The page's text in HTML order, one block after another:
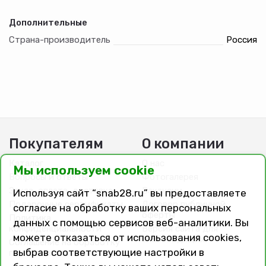
Дополнительные
Страна-производитель
Россия
Покупателям
Каталог
Вопросы и ответы
Заказ, оплата, доставка
Подарочные сертификаты
конфиденциальности
Соглашение на обработку
персональных данных
О компании
О нас
Фотогалерея
Вакансии
Договор публичной
оферты
Версия сайта для
слабовидящих
Мы используем cookie
Используя сайт “snab28.ru” вы предоставляете
согласие на обработку ваших персональных
данных с помощью сервисов веб-аналитики. Вы
можете отказаться от использования cookies,
выбрав соответствующие настройки в